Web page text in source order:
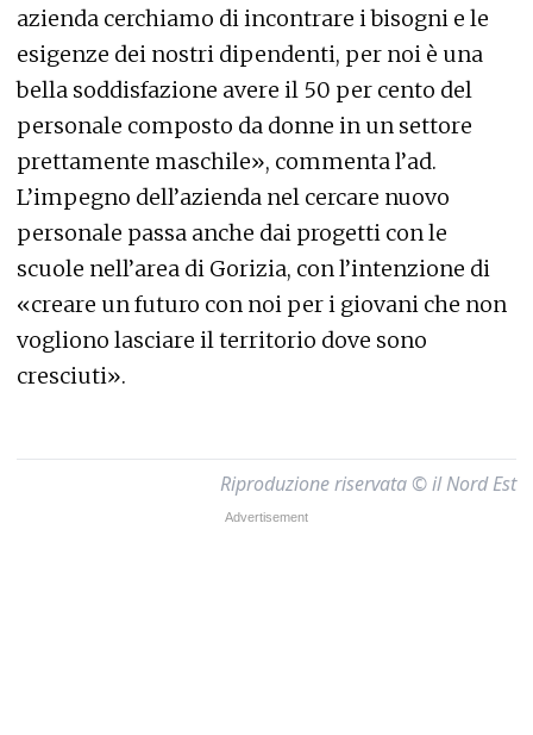
azienda cerchiamo di incontrare i bisogni e le
esigenze dei nostri dipendenti, per noi è una
bella soddisfazione avere il 50 per cento del
personale composto da donne in un settore
prettamente maschile», commenta l’ad.
L’impegno dell’azienda nel cercare nuovo
personale passa anche dai progetti con le
scuole nell’area di Gorizia, con l’intenzione di
«creare un futuro con noi per i giovani che non
vogliono lasciare il territorio dove sono
cresciuti».
Riproduzione riservata © il Nord Est